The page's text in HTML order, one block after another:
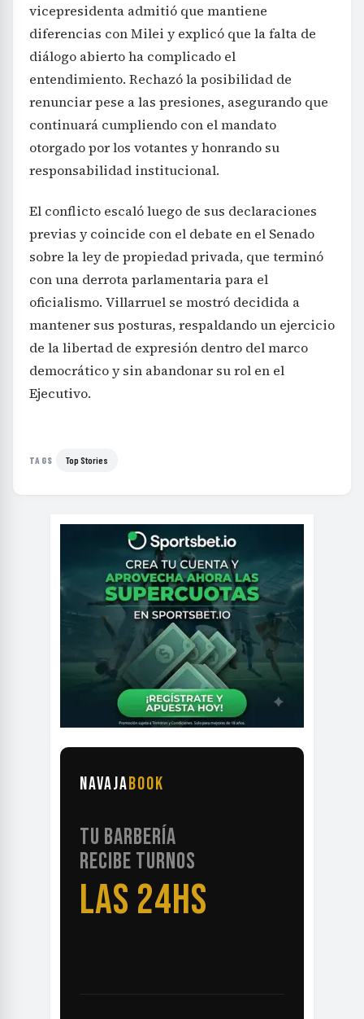
vicepresidenta admitió que mantiene
diferencias con Milei y explicó que la falta de
diálogo abierto ha complicado el
entendimiento. Rechazó la posibilidad de
renunciar pese a las presiones, asegurando que
continuará cumpliendo con el mandato
otorgado por los votantes y honrando su
responsabilidad institucional.
El conflicto escaló luego de sus declaraciones
previas y coincide con el debate en el Senado
sobre la ley de propiedad privada, que terminó
con una derrota parlamentaria para el
oficialismo. Villarruel se mostró decidida a
mantener sus posturas, respaldando un ejercicio
de la libertad de expresión dentro del marco
democrático y sin abandonar su rol en el
Ejecutivo.
TAGS Top Stories
NAVAJABOOK
TU BARBERÍA
RECIBE TURNOS
LAS 24HS